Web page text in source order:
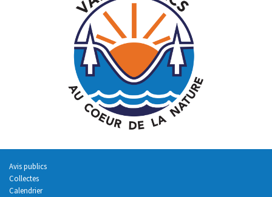
Avis publics
Collectes
Calendrier